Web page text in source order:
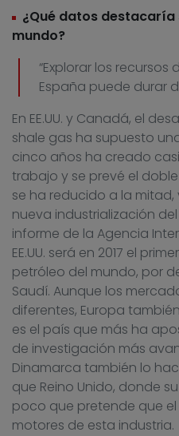
¿Qué datos destacaría
mundo?
“Explorar los
España puede durar
En EE.UU. y Canadá, el
shale gas ha supuesto
cinco años ha creado
trabajo y se prevé el
se ha reducido a la
nueva industrialización
informe de la Agencia
EE.UU. será en 2017 el
petróleo del mundo, por
Saudí. Aunque los
diferentes, Europa
es el país que más ha
de investigación más
Dinamarca también lo
que Reino Unido, donde
poco que pretende que
motores de esta industria.